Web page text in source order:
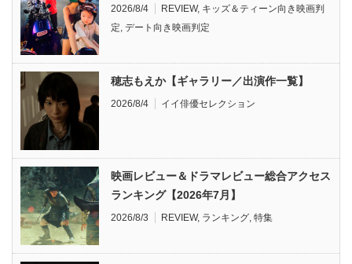
2026/8/4 REVIEW, キッズ＆ティーン向き映画判
定 デート向き映画判定
穂志もえか【ギャラリー／出演作一覧】
2026/8/4 イイ俳優セレクション
映画レビュー＆ドラマレビュー総合アクセス
ランキング【2026年7月】
2026/8/3 REVIEW, ランキング 特集